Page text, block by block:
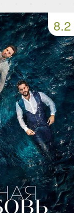
165 серия
169 серия
173 серия
177 серия
181 серия
185 серия
189 серия
193 серия
8.2